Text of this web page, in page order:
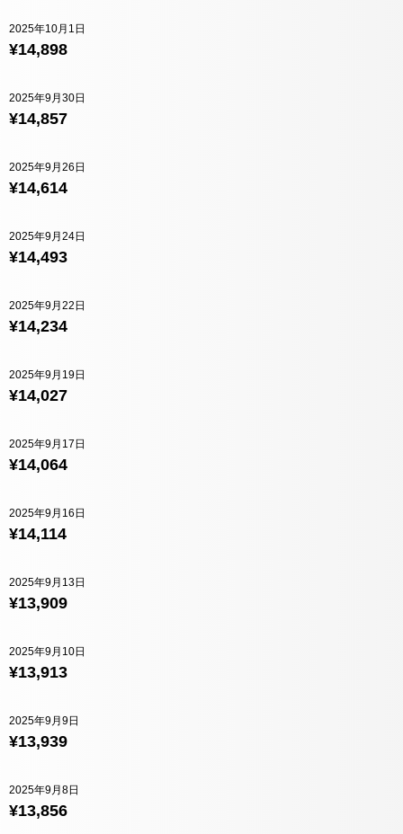
¥14,898
2025年10月1日
¥14,857
2025年9月30日
¥14,614
2025年9月26日
¥14,493
2025年9月24日
¥14,234
2025年9月22日
¥14,027
2025年9月19日
¥14,064
2025年9月17日
¥14,114
2025年9月16日
¥13,909
2025年9月13日
¥13,913
2025年9月10日
¥13,939
2025年9月9日
¥13,856
2025年9月8日